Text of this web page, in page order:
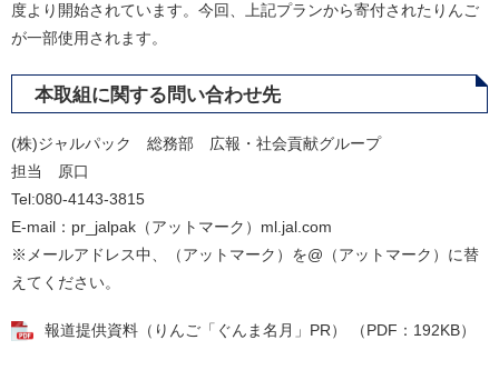
度より開始されています。今回、上記プランから寄付されたりんご
が一部使用されます。
本取組に関する問い合わせ先
(株)ジャルパック 総務部 広報・社会貢献グループ
担当 原口
Tel:080-4143-3815
E-mail：pr_jalpak（アットマーク）ml.jal.com
※メールアドレス中、（アットマーク）を@（アットマーク）に替
えてください。
報道提供資料（りんご「ぐんま名月」PR） （PDF：192KB）